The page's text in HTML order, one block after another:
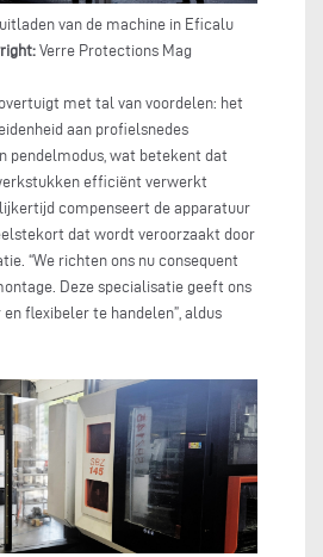
van de machine in Eficalu
Verre Protections Mag
met tal van voordelen: het
aan profielsnedes
pendelmodus, wat betekent dat
efficiënt verwerkt
compenseert de apparatuur
dat wordt veroorzaakt door
“We richten ons nu consequent
Deze specialisatie geeft ons
flexibeler te handelen”, aldus